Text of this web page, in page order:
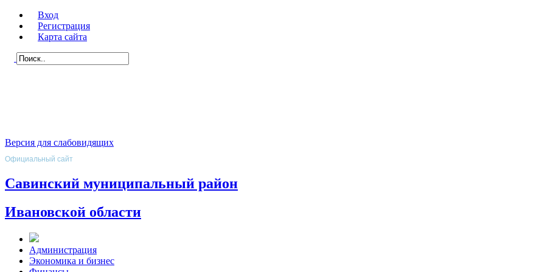
Вход
Регистрация
Карта сайта
Версия для слабовидящих
Официальный сайт
Савинский муниципальный район
Ивановской области
Администрация
Экономика и бизнес